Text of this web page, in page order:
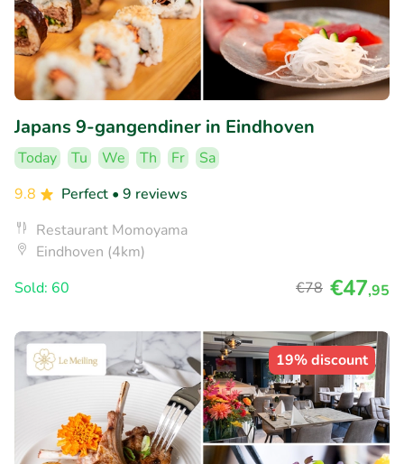
Japans 9-gangendiner in Eindhoven
Today Tu We Th Fr
Sa
9.8
Perfect • 9 reviews
Restaurant Momoyama
Eindhoven (4km)
Sold: 60
€78 €47,95
19% discount